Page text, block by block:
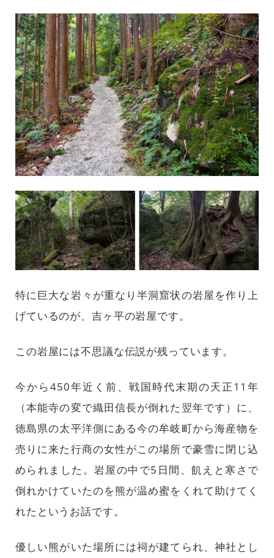
特に巨大な岩々が重なり半洞窟状の岩屋を作り上
げているのが、吉ヶ平の岩屋です。
この岩屋には不思議な伝説が残っています。
今から450年近く前、戦国時代末期の天正11年
（本能寺の変で織田信長が倒れた翌年です）に、
徳島県の太平洋側にある今の牟岐町から海産物を
売りに来た行商の女性がこの場所で豪雪に閉じ込
められました。岩屋の中で5日間、飢えと寒さで
倒れかけていたのを熊が温め蜜をくれて助けてく
れたというお話です。
優しい熊がいた場所には祠が建てられ、神社とし